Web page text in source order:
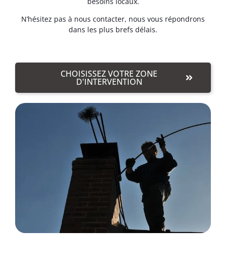
N’hésitez pas à nous contacter, nous vous répondrons
dans les plus brefs délais.
CHOISISSEZ VOTRE ZONE
D'INTERVENTION